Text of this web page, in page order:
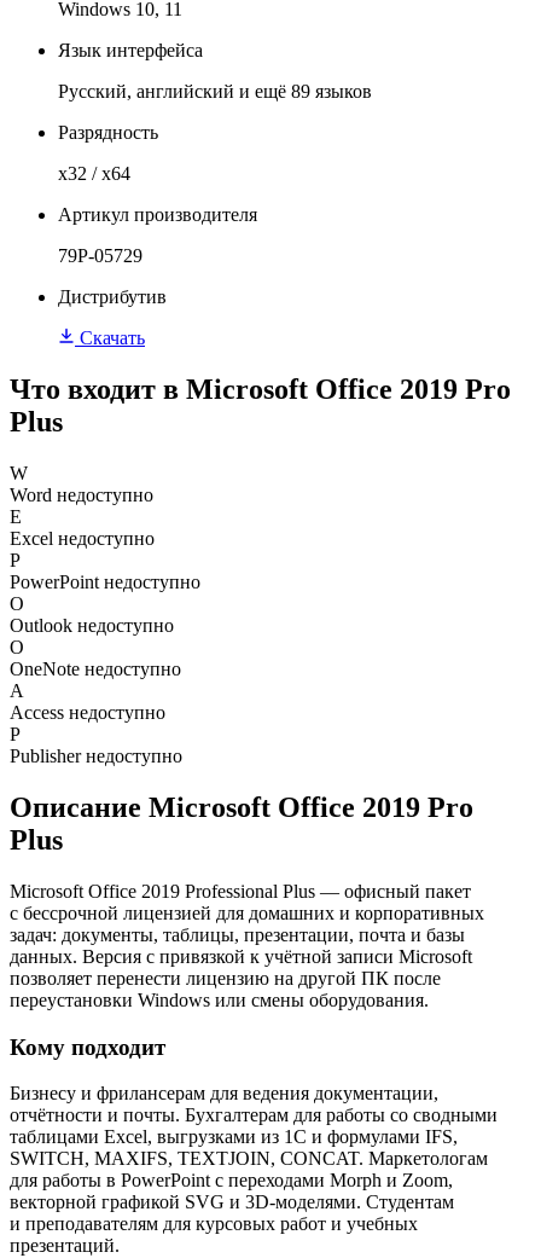
Windows 10, 11
Язык интерфейса
Русский, английский и ещё 89 языков
Разрядность
x32 / x64
Артикул производителя
79P-05729
Дистрибутив
Скачать
Что входит в Microsoft Office 2019 Pro
Plus
W
Word недоступно
E
Excel недоступно
P
PowerPoint недоступно
O
Outlook недоступно
O
OneNote недоступно
A
Access недоступно
P
Publisher недоступно
Описание Microsoft Office 2019 Pro
Plus
Microsoft Office 2019 Professional Plus — офисный пакет
с бессрочной лицензией для домашних и корпоративных
задач: документы, таблицы, презентации, почта и базы
данных. Версия с привязкой к учётной записи Microsoft
позволяет перенести лицензию на другой ПК после
переустановки Windows или смены оборудования.
Кому подходит
Бизнесу и фрилансерам для ведения документации,
отчётности и почты. Бухгалтерам для работы со сводными
таблицами Excel, выгрузками из 1С и формулами IFS,
SWITCH, MAXIFS, TEXTJOIN, CONCAT. Маркетологам
для работы в PowerPoint с переходами Morph и Zoom,
векторной графикой SVG и 3D-моделями. Студентам
и преподавателям для курсовых работ и учебных
презентаций.